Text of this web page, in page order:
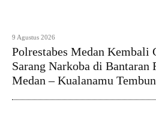
9 Agustus 2026
Polrestabes Medan Kembali
Sarang Narkoba di Bantaran
Medan – Kualanamu